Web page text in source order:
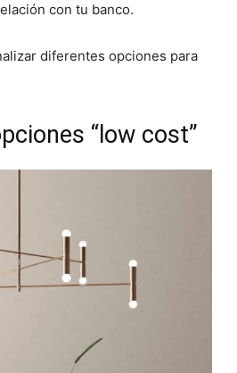
con tu banco.
diferentes opciones para
“low cost”